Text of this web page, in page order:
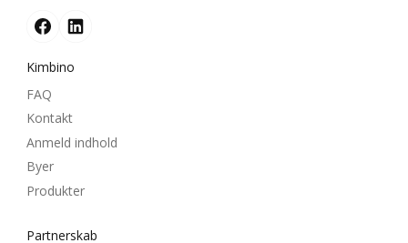
Kimbino
FAQ
Kontakt
Anmeld indhold
Byer
Produkter
Partnerskab